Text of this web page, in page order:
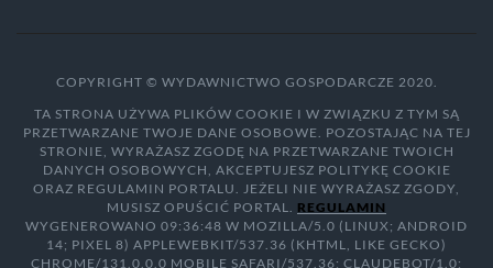
COPYRIGHT © WYDAWNICTWO GOSPODARCZE 2020.
TA STRONA UŻYWA PLIKÓW COOKIE I W ZWIĄZKU Z TYM SĄ
PRZETWARZANE TWOJE DANE OSOBOWE. POZOSTAJĄC NA TEJ
STRONIE, WYRAŻASZ ZGODĘ NA PRZETWARZANE TWOICH
DANYCH OSOBOWYCH, AKCEPTUJESZ POLITYKĘ COOKIE
ORAZ REGULAMIN PORTALU. JEŻELI NIE WYRAŻASZ ZGODY,
MUSISZ OPUŚCIĆ PORTAL. REGULAMIN
WYGENEROWANO 09:36:48 W MOZILLA/5.0 (LINUX; ANDROID
14; PIXEL 8) APPLEWEBKIT/537.36 (KHTML, LIKE GECKO)
CHROME/131.0.0.0 MOBILE SAFARI/537.36; CLAUDEBOT/1.0;